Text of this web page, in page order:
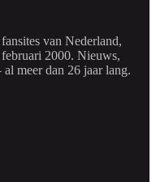
van Nederland,
2000. Nieuws,
meer dan 26 jaar lang.